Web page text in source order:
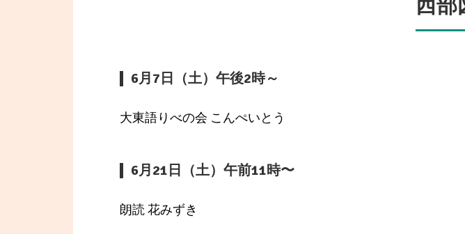
西部
6月7日（土）午後2時～
大東語りべの会 こんぺいとう
6月21日（土）午前11時〜
朗読 花みずき